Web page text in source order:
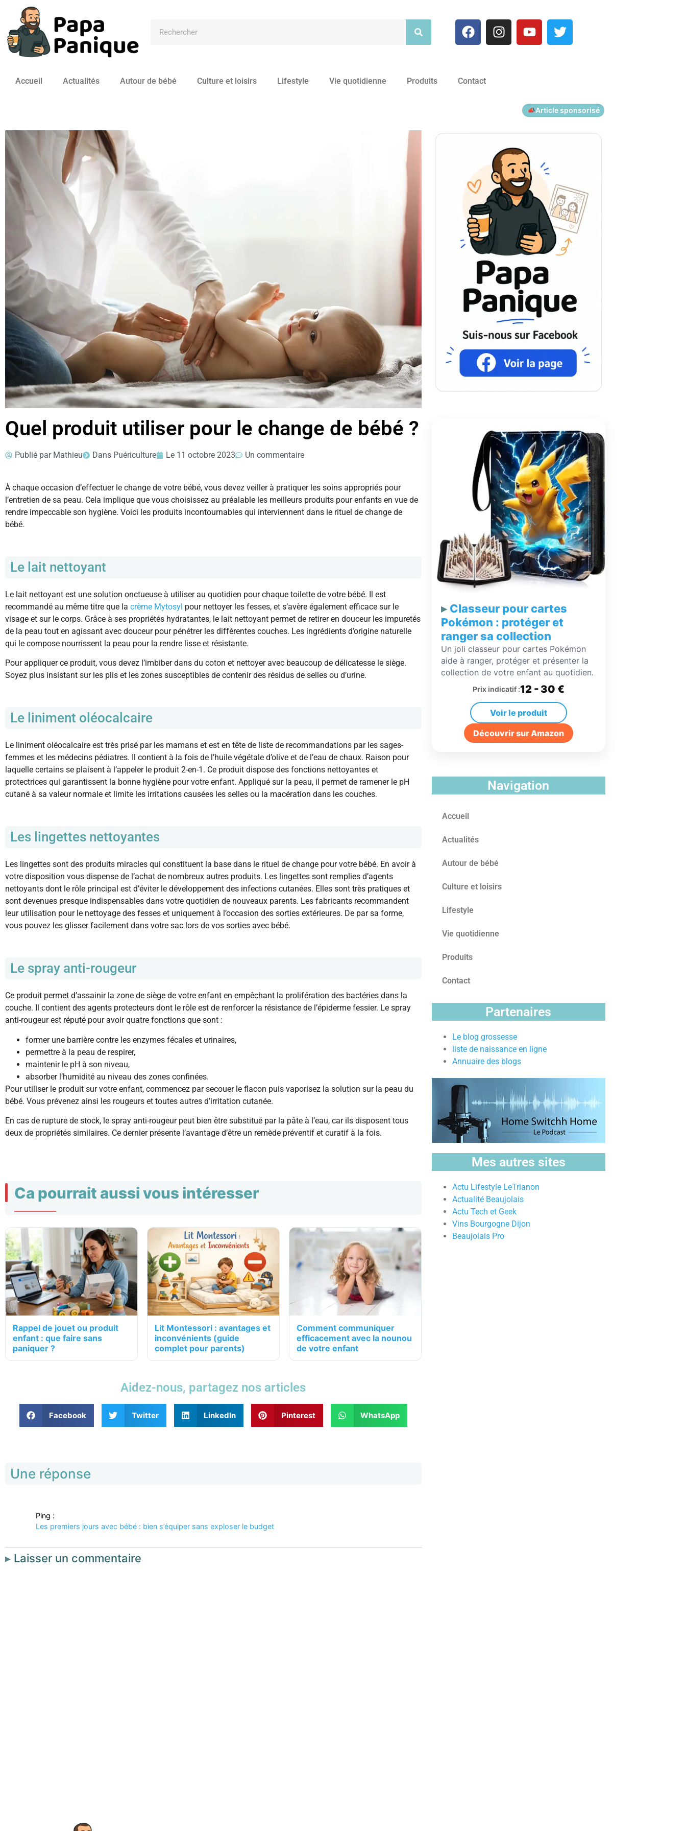
Accueil Actualités Autour de bébé Culture et loisirs Lifestyle Vie quotidienne Produits Contact
📣Article sponsorisé
Quel produit utiliser pour le change de bébé ?
Publié parMathieu Dans Puériculture Le 11 octobre 2023 Un commentaire
À chaque occasion d’effectuer le change de votre bébé, vous devez veiller à pratiquer les soins appropriés pour
l’entretien de sa peau. Cela implique que vous choisissez au préalable les meilleurs produits pour enfants en vue de
rendre impeccable son hygiène. Voici les produits incontournables qui interviennent dans le rituel de change de
bébé.
Le lait nettoyant
Le lait nettoyant est une solution onctueuse à utiliser au quotidien pour chaque toilette de votre bébé. Il est
recommandé au même titre que la crème Mytosyl pour nettoyer les fesses, et s’avère également efficace sur le
visage et sur le corps. Grâce à ses propriétés hydratantes, le lait nettoyant permet de retirer en douceur les impuretés
de la peau tout en agissant avec douceur pour pénétrer les différentes couches. Les ingrédients d’origine naturelle
qui le compose nourrissent la peau pour la rendre lisse et résistante.
Pour appliquer ce produit, vous devez l’imbiber dans du coton et nettoyer avec beaucoup de délicatesse le siège.
Soyez plus insistant sur les plis et les zones susceptibles de contenir des résidus de selles ou d’urine.
Le liniment oléocalcaire
Le liniment oléocalcaire est très prisé par les mamans et est en tête de liste de recommandations par les sages-
femmes et les médecins pédiatres. Il contient à la fois de l’huile végétale d’olive et de l’eau de chaux. Raison pour
laquelle certains se plaisent à l’appeler le produit 2-en-1. Ce produit dispose des fonctions nettoyantes et
protectrices qui garantissent la bonne hygiène pour votre enfant. Appliqué sur la peau, il permet de ramener le pH
cutané à sa valeur normale et limite les irritations causées les selles ou la macération dans les couches.
Les lingettes nettoyantes
Les lingettes sont des produits miracles qui constituent la base dans le rituel de change pour votre bébé. En avoir à
votre disposition vous dispense de l’achat de nombreux autres produits. Les lingettes sont remplies d’agents
nettoyants dont le rôle principal est d’éviter le développement des infections cutanées. Elles sont très pratiques et
sont devenues presque indispensables dans votre quotidien de nouveaux parents. Les fabricants recommandent
leur utilisation pour le nettoyage des fesses et uniquement à l’occasion des sorties extérieures. De par sa forme,
vous pouvez les glisser facilement dans votre sac lors de vos sorties avec bébé.
Le spray anti-rougeur
Ce produit permet d’assainir la zone de siège de votre enfant en empêchant la prolifération des bactéries dans la
couche. Il contient des agents protecteurs dont le rôle est de renforcer la résistance de l’épiderme fessier. Le spray
anti-rougeur est réputé pour avoir quatre fonctions que sont :
former une barrière contre les enzymes fécales et urinaires,
permettre à la peau de respirer,
maintenir le pH à son niveau,
absorber l’humidité au niveau des zones confinées.
Pour utiliser le produit sur votre enfant, commencez par secouer le flacon puis vaporisez la solution sur la peau du
bébé. Vous prévenez ainsi les rougeurs et toutes autres d’irritation cutanée.
En cas de rupture de stock, le spray anti-rougeur peut bien être substitué par la pâte à l’eau, car ils disposent tous
deux de propriétés similaires. Ce dernier présente l’avantage d’être un remède préventif et curatif à la fois.
Ca pourrait aussi vous intéresser
Rappel de jouet ou produit
enfant : que faire sans
paniquer ?
Lit Montessori : avantages et
inconvénients (guide
complet pour parents)
Comment communiquer
efficacement avec la nounou
de votre enfant
Aidez-nous, partagez nos articles
Facebook Twitter LinkedIn Pinterest WhatsApp
Une réponse
Ping :
Les premiers jours avec bébé : bien s’équiper sans exploser le budget
Laisser un commentaire
Classeur pour cartes
Pokémon : protéger et
ranger sa collection
Un joli classeur pour cartes Pokémon
aide à ranger, protéger et présenter la
collection de votre enfant au quotidien.
Prix indicatif :12 - 30 €
Voir le produit
Découvrir sur Amazon
Navigation
Accueil
Actualités
Autour de bébé
Culture et loisirs
Lifestyle
Vie quotidienne
Produits
Contact
Partenaires
Le blog grossesse
liste de naissance en ligne
Annuaire des blogs
Mes autres sites
Actu Lifestyle LeTrianon
Actualité Beaujolais
Actu Tech et Geek
Vins Bourgogne Dijon
Beaujolais Pro